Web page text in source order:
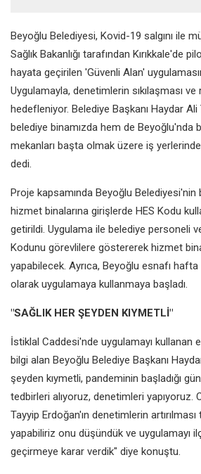
Beyoğlu Belediyesi, Kovid-19 salgını ile
Sağlık Bakanlığı tarafından Kırıkkale'de
hayata geçirilen 'Güvenli Alan'
Uygulamayla, denetimlerin sıkılaşması ve
hedefleniyor. Belediye Başkanı Haydar Ali
belediye binamızda hem de Beyoğlu'nda
mekanları başta olmak üzere iş
dedi.
Proje kapsamında Beyoğlu Belediyesi'nin
hizmet binalarına girişlerde HES Kodu
getirildi. Uygulama ile belediye personeli
Kodunu görevlilere göstererek hizmet
yapabilecek. Ayrıca, Beyoğlu esnafı
olarak uygulamaya kullanmaya başladı.
"SAĞLIK HER ŞEYDEN KIYMETLİ"
İstiklal Caddesi'nde uygulamayı kullanan
bilgi alan Beyoğlu Belediye Başkanı
şeyden kıymetli, pandeminin başladığı
tedbirleri alıyoruz, denetimleri yapıyoruz.
Tayyip Erdoğan'ın denetimlerin
yapabiliriz onu düşündük ve uygulamayı
geçirmeye karar verdik" diye konuştu.